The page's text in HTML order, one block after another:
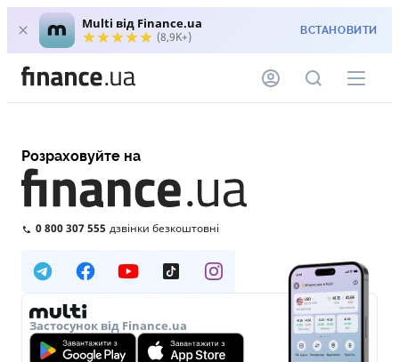
Multi від Finance.ua
(8,9K+) ВСТАНОВИТИ
Розраховуйте на
0 800 307 555 дзвінки безкоштовні
Застосунок від Finance.ua